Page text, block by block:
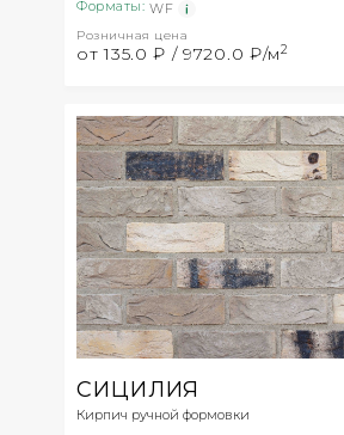
Форматы: WF
Розничная цена
от 135.0 ₽ / 9720.0 ₽/м2
СИЦИЛИЯ
Кирпич ручной формовки